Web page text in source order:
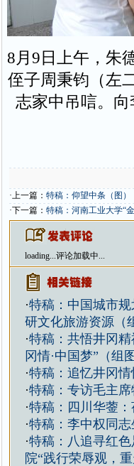
8月9日上午，朱
侄子周秉钧（左
志家中吊唁。
·上一篇： 特稿：仰望中条（图）
·下一篇： 特稿：河南工业大学“
loading...评论加载中...
·特稿：中国城市
研文化旅游资源（
·特稿：共悟井冈
冈情·中国梦”（组图
·特稿：追忆井冈情
·特稿：专访毛主席
·特稿：四川华蓥：
·特稿：李中权同志
·特稿：八追寻红
院“践行荣辱观，